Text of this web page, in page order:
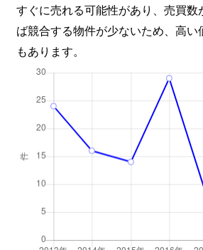
すぐに売れる可能性があり、売買
ば競合する物件が少ないため、高
もあります。